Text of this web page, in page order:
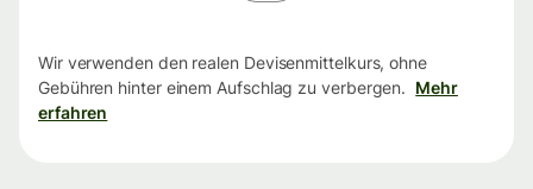
Wir verwenden den realen Devisenmittelkurs, ohne
Gebühren hinter einem Aufschlag zu verbergen. Mehr
erfahren